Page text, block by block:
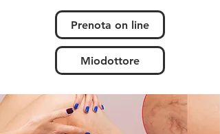
Prenota on line
Miodottore